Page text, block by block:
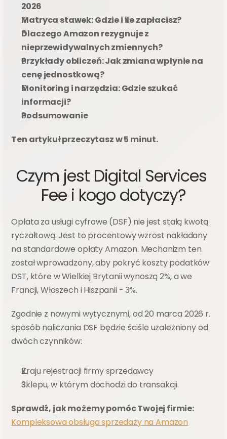
2026
Matryca stawek: Gdzie i ile zapłacisz?
Dlaczego Amazon rezygnuje z
nieprzewidywalnych zmiennych?
Przykłady obliczeń: Jak zmiana wpłynie na
cenę jednostkową?
Monitoring i narzędzia: Gdzie szukać
informacji?
Podsumowanie
Ten artykuł przeczytasz w 5 minut.
Czym jest Digital Services
Fee i kogo dotyczy?
Opłata za usługi cyfrowe (DSF) nie jest stałą kwotą
ryczałtową. Jest to procentowy wzrost nakładany
na standardowe opłaty Amazon. Mechanizm ten
został wprowadzony, aby pokryć koszty podatków
DST, które w Wielkiej Brytanii wynoszą 2%, a we
Francji, Włoszech i Hiszpanii - 3%.
Zgodnie z nowymi wytycznymi, od 20 marca 2026 r.
sposób naliczania DSF będzie ściśle uzależniony od
dwóch czynników:
Kraju rejestracji firmy sprzedawcy
Sklepu, w którym dochodzi do transakcji.
Kompleksowa obsługa sprzedaży na Amazon